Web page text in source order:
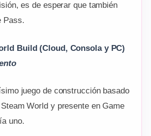
es de esperar que también
Pass.
Build (Cloud, Consola y PC)
juego de construcción basado
World y presente en Game
uno.